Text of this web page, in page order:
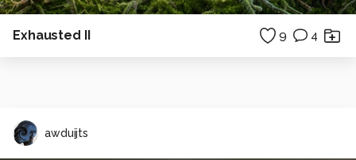
Exhausted II 9 4
awduijts